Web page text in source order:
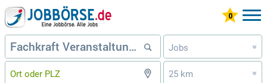
Jobs »
25 km »